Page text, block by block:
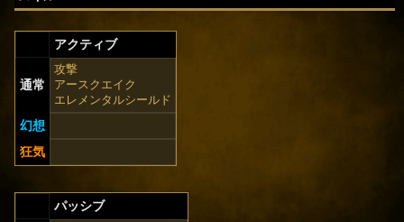
アクティブ
通常
攻撃
アースクエイク
エレメンタルシールド
幻想
狂気
パッシブ